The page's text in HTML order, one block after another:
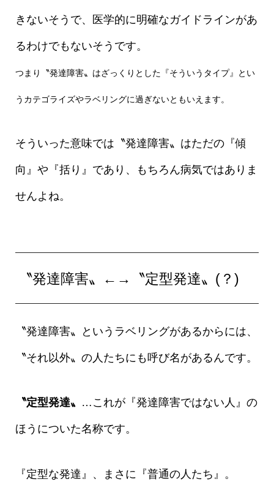
きないそうで、医学的に明確なガイドラインがあ
るわけでもないそうです。
つまり〝発達障害〟はざっくりとした『そういうタイプ』とい
うカテゴライズやラベリングに過ぎないともいえます。
そういった意味では〝発達障害〟はただの『傾
向』や『括り』であり、もちろん病気ではありま
せんよね。
〝発達障害〟←→〝定型発達〟(？)
〝発達障害〟というラベリングがあるからには、
〝それ以外〟の人たちにも呼び名があるんです。
〝定型発達〟 …これが『発達障害ではない人』の
ほうについた名称です。
『定型な発達』、まさに『普通の人たち』。